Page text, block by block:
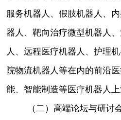
服务机器人、假肢机器人、
器人、靶向治疗微型机器人
人、远程医疗机器人、护理
院物流机器人等在内的前沿
能、智能制造等医疗机器人上
（二）高端论坛与研讨